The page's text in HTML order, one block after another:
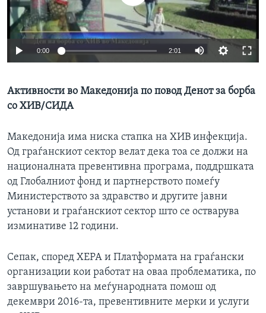
ИНТЕРВЈУА
Јазици
0:00 2:01
Активности во Македонија по повод Денот за борба
со ХИВ/СИДА
Македонија има ниска стапка на ХИВ инфекција.
Од граѓанскиот сектор велат дека тоа се должи на
националната превентивна програма, поддршката
од Глобалниот фонд и партнерството помеѓу
Министерството за здравство и другите јавни
установи и граѓанскиот сектор што се остварува
изминативе 12 години.
Сепак, според ХЕРА и Платформата на граѓански
организации кои работат на оваа проблематика, по
завршувањето на меѓународната помош од
декември 2016-та, превентивните мерки и услуги